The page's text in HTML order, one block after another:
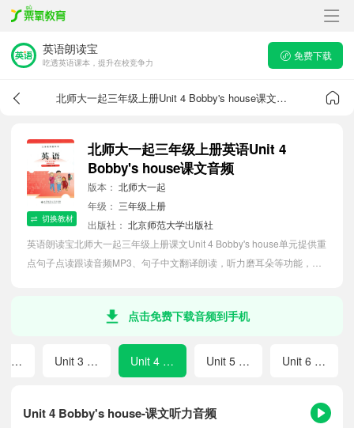
英语朗读宝
吃透英语课本，提升在校竞争力
免费下载
北师大一起三年级上册Unit 4 Bobby's house课文音频
切换教材
北师大一起三年级上册英语Unit 4
Bobby's house课文音频
版本： 北师大一起
年级： 三年级上册
出版社： 北京师范大学出版社
英语朗读宝北师大一起三年级上册课文Unit 4 Bobby's house单元提供重
点句子点读跟读音频MP3、句子中文翻译朗读，听力磨耳朵等功能，内
点击免费下载音频到手机
Unit 4 Bobby's house-课文听力音频
Unit 2 How much? Unit 3 Uncle Booky's study Unit 4 Bobby's house Unit 5 Our school Unit 6 Review